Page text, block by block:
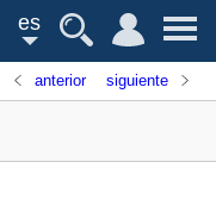
es
anterior siguiente